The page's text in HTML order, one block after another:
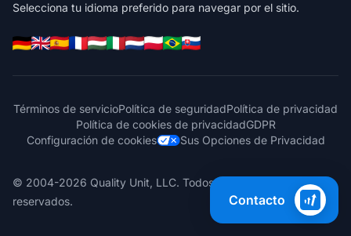
Selecciona tu idioma preferido para navegar por el sitio.
Términos de servicioPolítica de seguridadPolítica de privacidad
Política de cookies de privacidadGDPR
Configuración de cookies
Sus Opciones de Privacidad
© 2004-2026 Quality Unit, LLC. Todos los derechos
reservados.
Contacto